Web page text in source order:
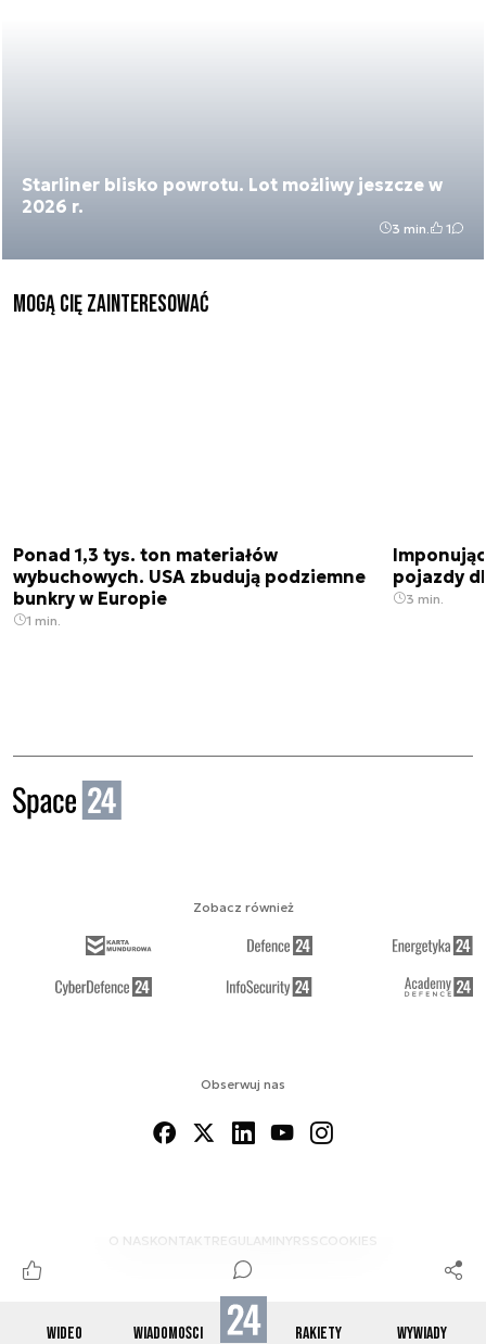
WIDEO WIADOMOŚCI RAKIETY WYWIADY
Starliner blisko powrotu. Lot możliwy jeszcze w
2026 r.
3 min. 1
Mogą Cię zainteresować
Ponad 1,3 tys. ton materiałów
wybuchowych. USA zbudują podziemne
bunkry w Europie
1 min.
pojazdy
3 min.
Obserwuj nas
O NAS KONTAKTREGULAMINYRSS COOKIES
Zobacz również
© 2012-2026 SPACE24